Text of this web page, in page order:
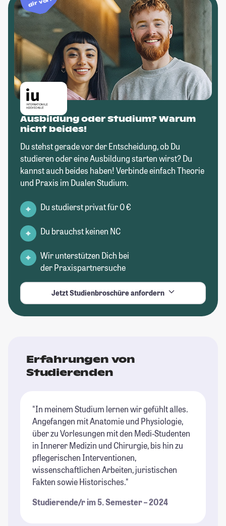
Ausbildung oder Studium? Warum
nicht beides!
Du stehst gerade vor der Entscheidung, ob Du
studieren oder eine Ausbildung starten wirst? Du
kannst auch beides haben! Verbinde einfach Theorie
und Praxis im Dualen Studium.
Du studierst privat für 0 €
Du brauchst keinen NC
Wir unterstützen Dich bei
der Praxispartnersuche
Jetzt Studienbroschüre anfordern
Erfahrungen von
Studierenden
"In meinem Studium lernen wir gefühlt alles.
Angefangen mit Anatomie und Physiologie,
über zu Vorlesungen mit den Medi-Studenten
in Innerer Medizin und Chirurgie, bis hin zu
pflegerischen Interventionen,
wissenschaftlichen Arbeiten, juristischen
Fakten sowie Historisches."
Studierende/r im 5. Semester – 2024